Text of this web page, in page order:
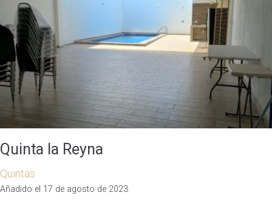
Quinta la Reyna
Quintas
Añadido el 17 de agosto de 2023